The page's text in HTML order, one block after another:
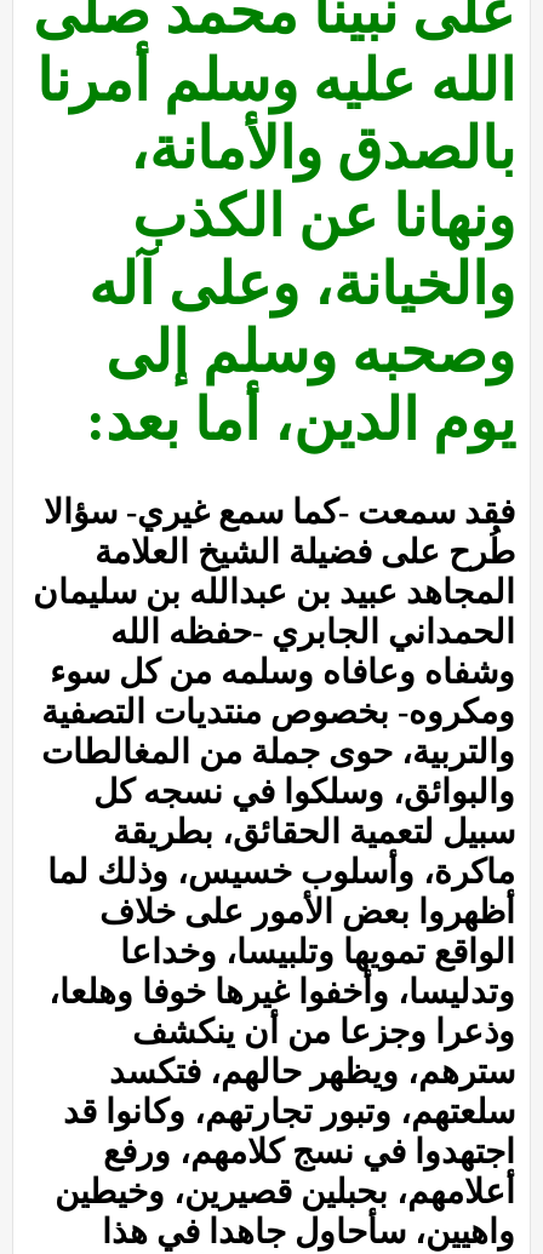
على نبينا محمد صلى
الله عليه وسلم أمرنا
بالصدق والأمانة،
ونهانا عن الكذب
والخيانة، وعلى آله
وصحبه وسلم إلى
يوم الدين، أما بعد:
فقد سمعت -كما سمع غيري- سؤالا
طُرح على فضيلة الشيخ العلامة
المجاهد عبيد بن عبدالله بن سليمان
الحمداني الجابري -حفظه الله
وشفاه وعافاه وسلمه من كل سوء
ومكروه- بخصوص منتديات التصفية
والتربية، حوى جملة من المغالطات
والبوائق، وسلكوا في نسجه كل
سبيل لتعمية الحقائق، بطريقة
ماكرة، وأسلوب خسيس، وذلك لما
أظهروا بعض الأمور على خلاف
الواقع تمويها وتلبيسا، وخداعا
وتدليسا، وأخفوا غيرها خوفا وهلعا،
وذعرا وجزعا من أن ينكشف
سترهم، ويظهر حالهم، فتكسد
سلعتهم، وتبور تجارتهم، وكانوا قد
اجتهدوا في نسج كلامهم، ورفع
أعلامهم، بحبلين قصيرين، وخيطين
واهيين، سأحاول جاهدا في هذا